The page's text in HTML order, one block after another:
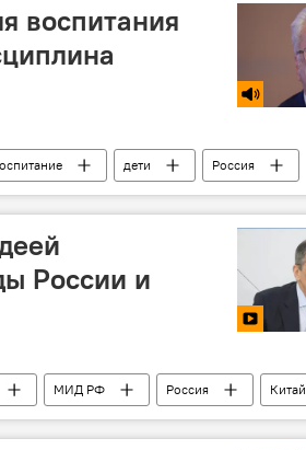
воспитания
дети Россия
России и
МИД РФ Россия
Китай